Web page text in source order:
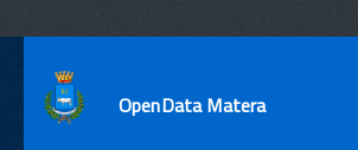
OpenData Matera